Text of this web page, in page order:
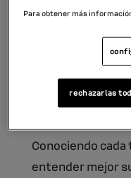
Los coches
tres tipos de
delanteras,
tracción integral
Conociendo
entender mejor
Para obtener más
rechazarlas